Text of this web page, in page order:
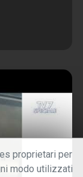
proprietari per
modo utilizzati